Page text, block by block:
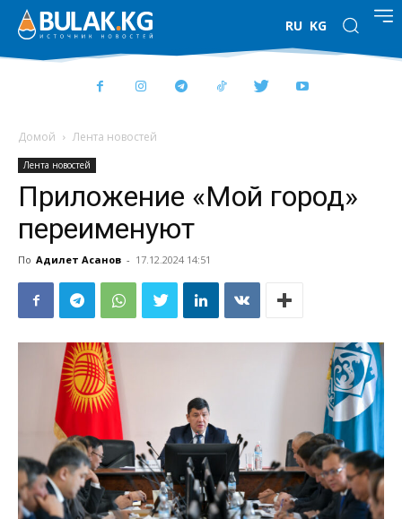
RU KG
Домой Лента новостей
Лента новостей
Приложение «Мой город»
переименуют
По Адилет Асанов - 17.12.2024 14:51